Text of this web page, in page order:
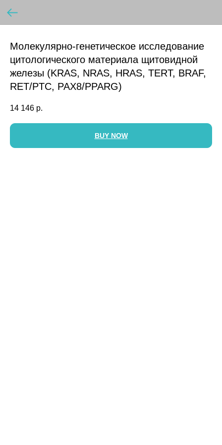
Молекулярно-генетическое исследование
цитологического материала щитовидной
железы (KRAS, NRAS, HRAS, TERT, BRAF,
RET/PTC, PAX8/PPARG)
14 146 р.
BUY NOW